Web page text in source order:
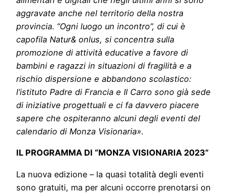
aggravate anche nel territorio della nostra
provincia. “Ogni luogo un incontro”, di cui è
capofila Natur& onlus, si concentra sulla
promozione di attività educative a favore di
bambini e ragazzi in situazioni di fragilità e a
rischio dispersione e abbandono scolastico:
l’istituto Padre di Francia e Il Carro sono già sede
di iniziative progettuali e ci fa davvero piacere
sapere che ospiteranno alcuni degli eventi del
calendario di Monza Visionaria».
IL PROGRAMMA DI “MONZA VISIONARIA 2023”
La nuova edizione – la quasi totalità degli eventi
sono gratuiti, ma per alcuni occorre prenotarsi on